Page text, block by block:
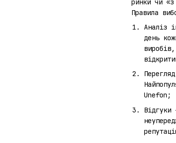
ринки чи
Правила
Аналіз
день
Unefon;
Відгуки